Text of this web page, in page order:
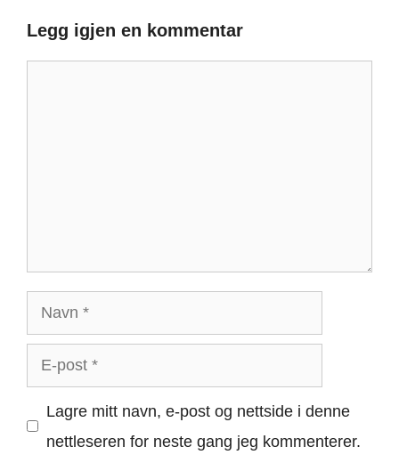
Legg igjen en kommentar
Navn
post
Lagre mitt navn, e-post og nettside i denne
nettleseren for neste gang jeg kommenterer.